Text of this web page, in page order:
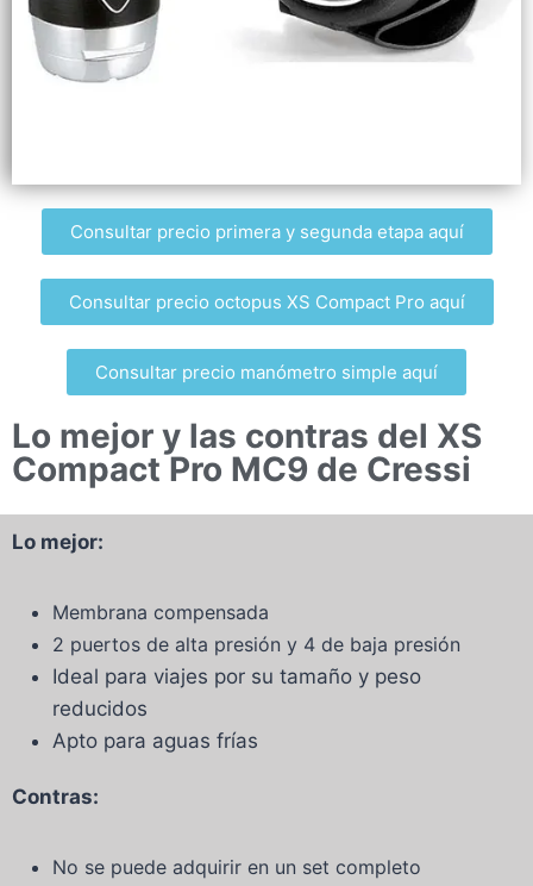
Consultar precio primera y segunda etapa aquí
Consultar precio octopus XS Compact Pro aquí
Consultar precio manómetro simple aquí
Lo mejor y las contras del XS
Compact Pro MC9 de Cressi
Lo mejor:
Membrana compensada
2 puertos de alta presión y 4 de baja presión
Ideal para viajes por su tamaño y peso
reducidos
Apto para aguas frías
Contras:
No se puede adquirir en un set completo